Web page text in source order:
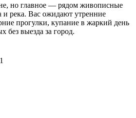
но главное — рядом живописные
и река. Вас ожидают утренние
прогулки, купание в жаркий день
выезда за город.